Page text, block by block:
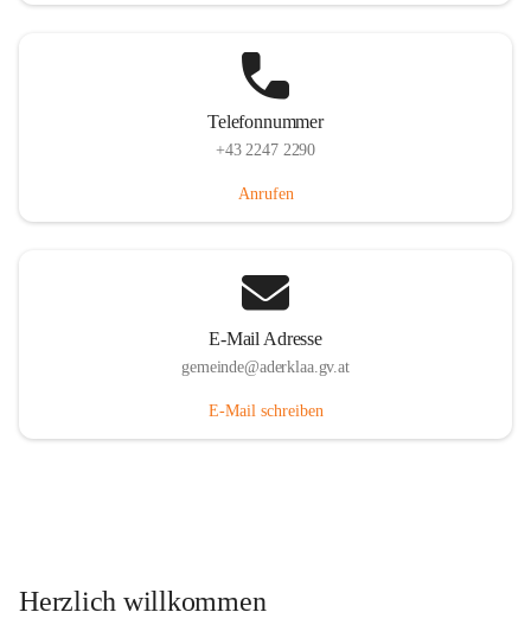
Telefonnummer
+43 2247 2290
Anrufen
E-Mail Adresse
gemeinde@aderklaa.gv.at
E-Mail schreiben
Herzlich willkommen